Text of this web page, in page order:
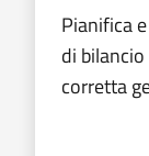
Pianifica
di
corretta